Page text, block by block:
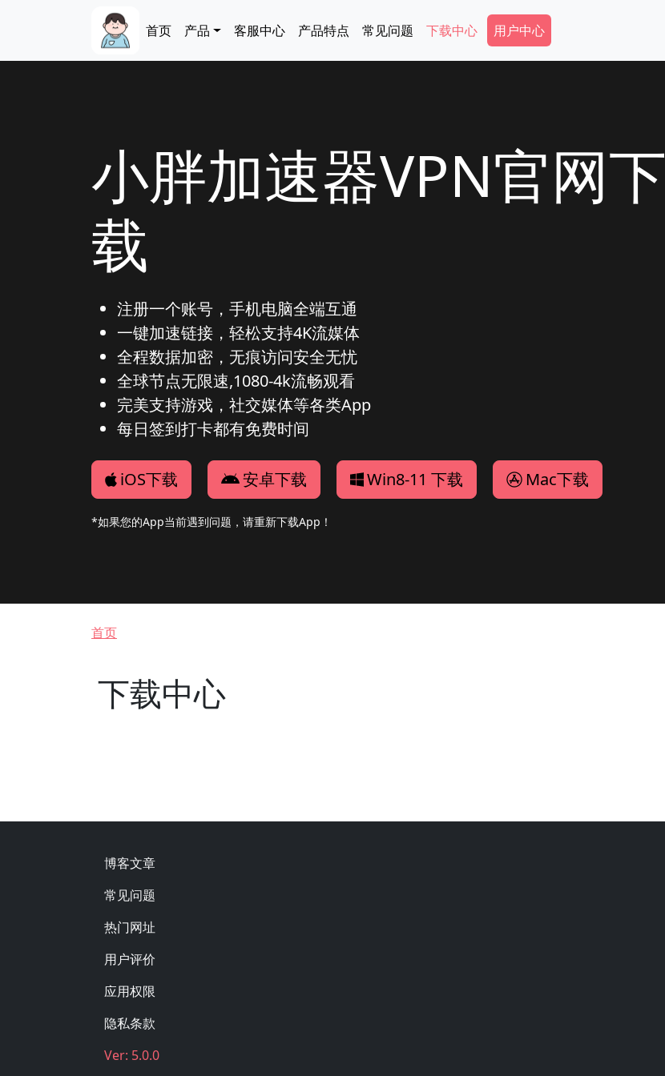
Main navigation
首页 产品 客服中心 产品特点 常见问题 下载中心 Secondary Menu
用户中心
小胖加速器VPN官网下
载
注册一个账号，手机电脑全端互通
一键加速链接，轻松支持4K流媒体
全程数据加密，无痕访问安全无忧
全球节点无限速,1080-4k流畅观看
完美支持游戏，社交媒体等各类App
每日签到打卡都有免费时间
iOS下载 安卓下载 Win8-11 下载 Mac下载
*如果您的App当前遇到问题，请重新下载App！
面包屑
首页
下载中心
Footer
博客文章
常见问题
热门网址
用户评价
应用权限
隐私条款
Ver: 5.0.0